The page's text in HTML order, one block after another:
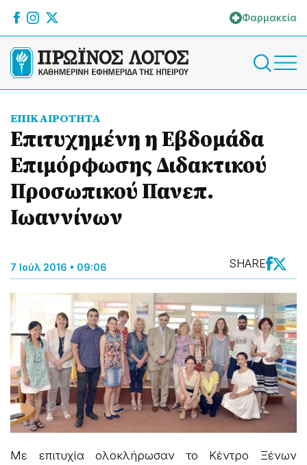
Φαρμακεία
ΕΠΙΚΑΙΡΟΤΗΤΑ
Επιτυχημένη η Εβδομάδα
Επιμόρφωσης Διδακτικού
Προσωπικού Πανεπ.
Ιωαννίνων
7 Ιούλ 2016 • 09:06 SHARE
Με επιτυχία ολοκλήρωσαν το Κέντρο Ξένων